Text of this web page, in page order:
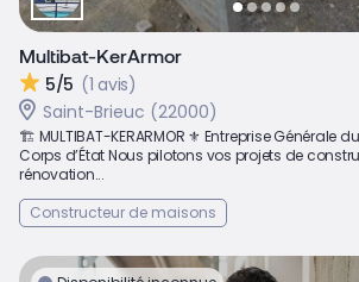
Multibat-KerArmor
5/5 (1 avis)
Saint-Brieuc (22000)
🏗️ MULTIBAT-KERARMOR ⚜️ Entreprise Générale
Corps d’État Nous pilotons vos projets de
rénovation...
Constructeur de maisons